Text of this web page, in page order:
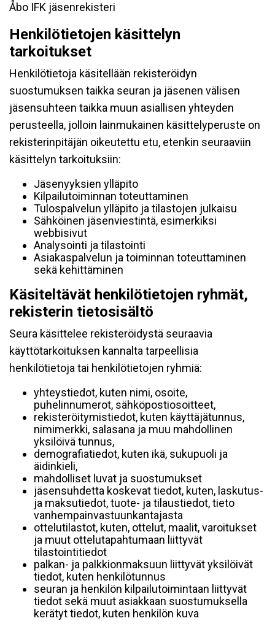
Åbo IFK jäsenrekisteri
Henkilötietojen käsittelyn
tarkoitukset
Henkilötietoja käsitellään rekisteröidyn
suostumuksen taikka seuran ja jäsenen välisen
jäsensuhteen taikka muun asiallisen yhteyden
perusteella, jolloin lainmukainen käsittelyperuste on
rekisterinpitäjän oikeutettu etu, etenkin seuraaviin
käsittelyn tarkoituksiin:
Jäsenyyksien ylläpito
Kilpailutoiminnan toteuttaminen
Tulospalvelun ylläpito ja tilastojen julkaisu
Sähköinen jäsenviestintä, esimerkiksi
webbisivut
Analysointi ja tilastointi
Asiakaspalvelun ja toiminnan toteuttaminen
sekä kehittäminen
Käsiteltävät henkilötietojen ryhmät,
rekisterin tietosisältö
Seura käsittelee rekisteröidystä seuraavia
käyttötarkoituksen kannalta tarpeellisia
henkilötietoja tai henkilötietojen ryhmiä:
yhteystiedot, kuten nimi, osoite,
puhelinnumerot, sähköpostiosoitteet,
rekisteröitymistiedot, kuten käyttäjätunnus,
nimimerkki, salasana ja muu mahdollinen
yksilöivä tunnus,
demografiatiedot, kuten ikä, sukupuoli ja
äidinkieli,
mahdolliset luvat ja suostumukset
jäsensuhdetta koskevat tiedot, kuten, laskutus-
ja maksutiedot, tuote- ja tilaustiedot, tieto
vanhempainvastuunkantajasta
ottelutilastot, kuten, ottelut, maalit, varoitukset
ja muut ottelutapahtumaan liittyvät
tilastointitiedot
palkan- ja palkkionmaksuun liittyvät yksilöivät
tiedot, kuten henkilötunnus
seuran ja henkilön kilpailutoimintaan liittyvät
tiedot sekä muut asiakkaan suostumuksella
kerätyt tiedot, kuten henkilön kuva